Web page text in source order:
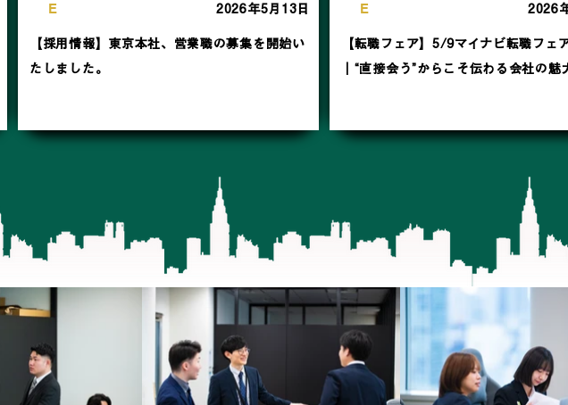
E 2026年5月13日
【採用情報】東京本社、営業職の募集を開始い
たしました。
E 2026
【転職フェア】5/9マイナビ転職フェ
｜“直接会う”からこそ伝わる会社の魅